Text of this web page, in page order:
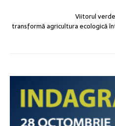
Viitorul
transformă agricultura ecologică